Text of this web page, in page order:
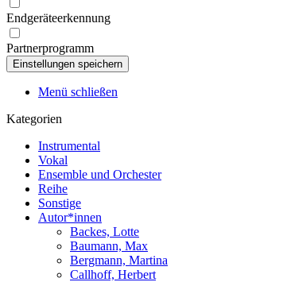
Endgeräteerkennung
Partnerprogramm
Menü schließen
Kategorien
Instrumental
Vokal
Ensemble und Orchester
Reihe
Sonstige
Autor*innen
Backes, Lotte
Baumann, Max
Bergmann, Martina
Callhoff, Herbert